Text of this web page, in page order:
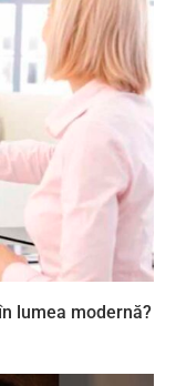
lumea modernă?